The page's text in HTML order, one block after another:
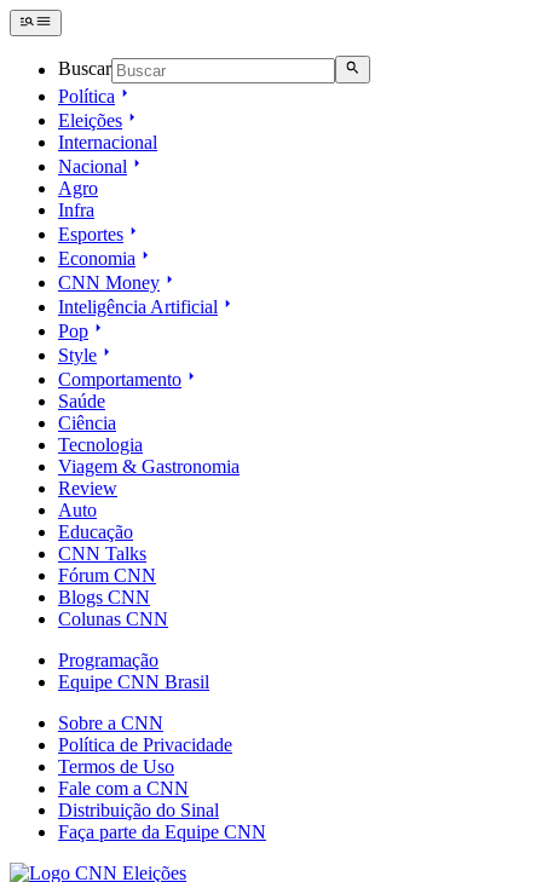
Buscar
Política
Eleições
Internacional
Nacional
Agro
Infra
Esportes
Economia
CNN Money
Inteligência Artificial
Pop
Style
Comportamento
Saúde
Ciência
Tecnologia
Viagem & Gastronomia
Review
Auto
Educação
CNN Talks
Fórum CNN
Blogs CNN
Colunas CNN
Programação
Equipe CNN Brasil
Sobre a CNN
Política de Privacidade
Termos de Uso
Fale com a CNN
Distribuição do Sinal
Faça parte da Equipe CNN